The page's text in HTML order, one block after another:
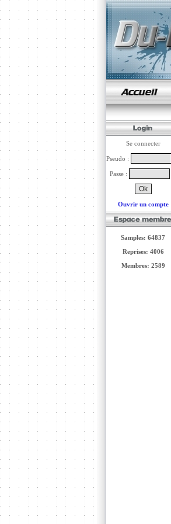
Se connecter
Pseudo :
Passe :
Ouvrir un compte
Samples: 64837
Reprises: 4006
Membres: 2589